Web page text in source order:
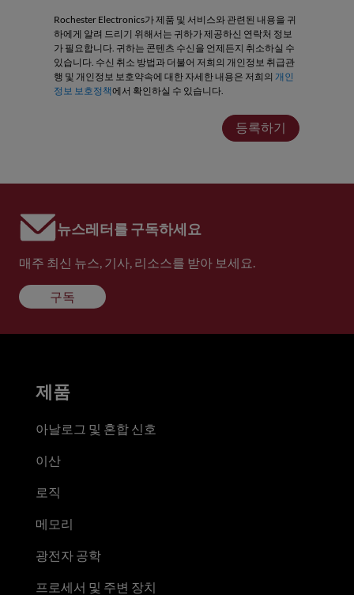
Rochester Electronics가 제품 및 서비스와 관련된 내용을 귀
하에게 알려 드리기 위해서는 귀하가 제공하신 연락처 정보
가 필요합니다. 귀하는 콘텐츠 수신을 언제든지 취소하실 수
있습니다. 수신 취소 방법과 더불어 저희의 개인정보 취급관
행 및 개인정보 보호약속에 대한 자세한 내용은 저희의 개인
정보 보호정책에서 확인하실 수 있습니다.
등록하기
뉴스레터를 구독하세요
매주 최신 뉴스, 기사, 리소스를 받아 보세요.
구독
제품
아날로그 및 혼합 신호
이산
로직
메모리
광전자 공학
프로세서 및 주변 장치